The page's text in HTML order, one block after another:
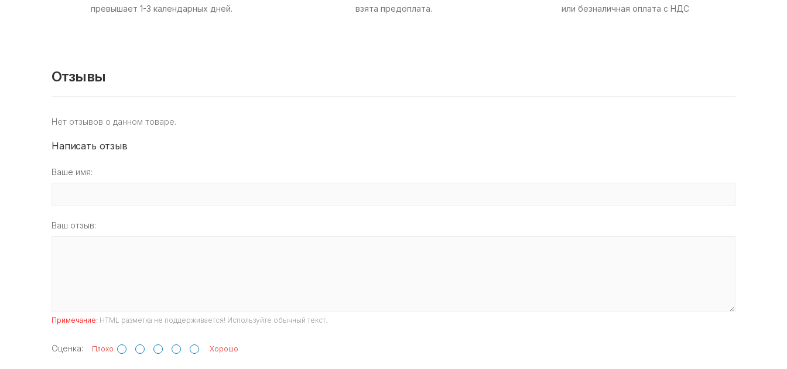
превышает 1-3 календарных дней.
взята предоплата.
или безналичная оплата с НДС
Отзывы
Нет отзывов о данном товаре.
Написать отзыв
Ваше имя:
Ваш отзыв:
Примечание: HTML разметка не поддерживается! Используйте обычный текст.
Оценка: Плохо Хорошо